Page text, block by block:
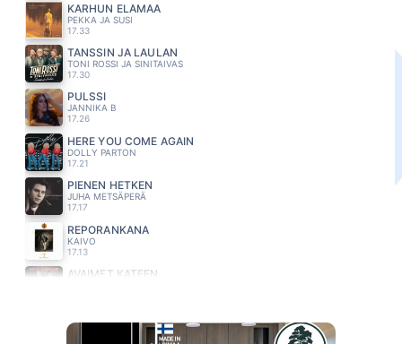
KARHUN ELÄMÄÄ
PEKKA JA SUSI
17.33
TANSSIN JA LAULAN
TONI ROSSI JA SINITAIVAS
17.30
PULSSI
JANNIKA B
17.26
HERE YOU COME AGAIN
DOLLY PARTON
17.21
PIENEN HETKEN
JUHA METSÄPERÄ
17.17
REPORANKANA
KAIVO
17.13
AVAIMET KÄTEEN
JANNE TULKKI